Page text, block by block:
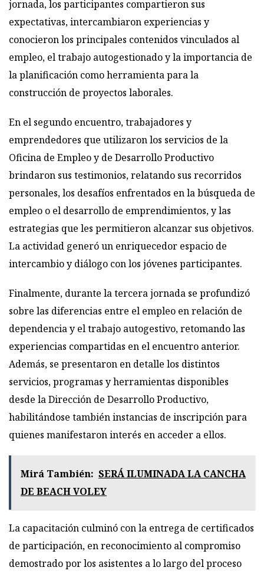
jornada, los participantes compartieron sus
expectativas, intercambiaron experiencias y
conocieron los principales contenidos vinculados al
empleo, el trabajo autogestionado y la importancia de
la planificación como herramienta para la
construcción de proyectos laborales.
En el segundo encuentro, trabajadores y
emprendedores que utilizaron los servicios de la
Oficina de Empleo y de Desarrollo Productivo
brindaron sus testimonios, relatando sus recorridos
personales, los desafíos enfrentados en la búsqueda de
empleo o el desarrollo de emprendimientos, y las
estrategias que les permitieron alcanzar sus objetivos.
La actividad generó un enriquecedor espacio de
intercambio y diálogo con los jóvenes participantes.
Finalmente, durante la tercera jornada se profundizó
sobre las diferencias entre el empleo en relación de
dependencia y el trabajo autogestivo, retomando las
experiencias compartidas en el encuentro anterior.
Además, se presentaron en detalle los distintos
servicios, programas y herramientas disponibles
desde la Dirección de Desarrollo Productivo,
habilitándose también instancias de inscripción para
quienes manifestaron interés en acceder a ellos.
Mirá También: SERÁ ILUMINADA LA CANCHA
DE BEACH VOLEY
La capacitación culminó con la entrega de certificados
de participación, en reconocimiento al compromiso
demostrado por los asistentes a lo largo del proceso